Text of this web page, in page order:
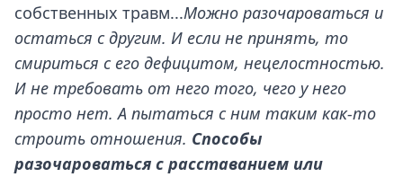
собственных травм...Можно разочароваться и
остаться с другим. И если не принять, то
смириться с его дефицитом, нецелостностью.
И не требовать от него того, чего у него
просто нет. А пытаться с ним таким как-то
строить отношения. Способы
разочароваться с расставанием или